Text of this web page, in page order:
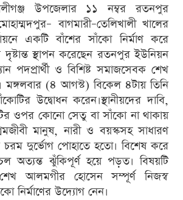
উপজেলার ১১ নম্বর রতনপুর
বাগমারী–তেলিখালী খালের
একটি বাঁশের সাঁকো নির্মাণ করে
স্থাপন করেছেন রতনপুর ইউনিয়ন
পদপ্রার্থী ও বিশিষ্ট সমাজসেবক শেখ
(৪ আগস্ট) বিকেল ৪টায় তিনি
উদ্বোধন করেন।স্থানীয়দের দাবি,
ওপর কোনো সেতু বা সাঁকো না থাকায়
মানুষ, নারী ও বয়স্কসহ সাধারণ
চরম দুর্ভোগ পোহাতে হতো। বিশেষ করে
অত্যন্ত ঝুঁকিপূর্ণ হয়ে পড়ত। বিষয়টি
শেখ আলমগীর হোসেন সম্পূর্ণ নিজস্ব
নির্মাণের উদ্যোগ নেন।